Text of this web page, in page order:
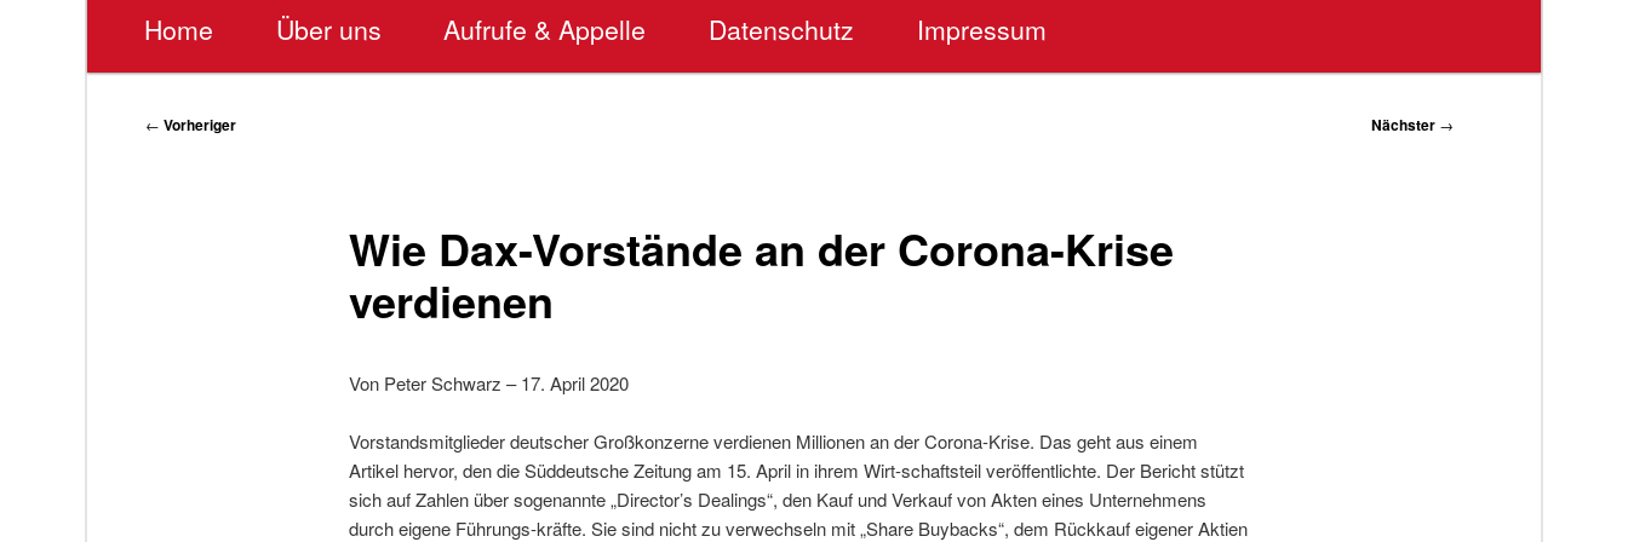
Home Über uns Aufrufe & Appelle Datenschutz Impressum
Beitragsnavigation
← Vorheriger Nächster →
Wie Dax-Vorstände an der Corona-Krise
verdienen
Von Peter Schwarz – 17. April 2020
Vorstandsmitglieder deutscher Großkonzerne verdienen Millionen an der Corona-Krise. Das geht aus einem
Artikel hervor, den die Süddeutsche Zeitung am 15. April in ihrem Wirt-schaftsteil veröffentlichte. Der Bericht stützt
sich auf Zahlen über sogenannte „Director’s Dealings“, den Kauf und Verkauf von Akten eines Unternehmens
durch eigene Führungs-kräfte. Sie sind nicht zu verwechseln mit „Share Buybacks“, dem Rückkauf eigener Aktien